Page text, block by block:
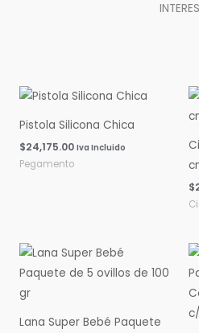
Pistola Silicona Chica
$24,175.00 Iva Incluido
Pegamento
$
Lana Super Bebé Paquete
Rango
de
precios:
$16,060.00